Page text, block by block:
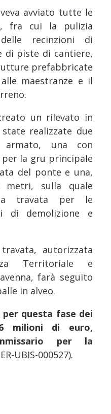
avviato tutte le
fra cui la pulizia
recinzioni di
di piste di cantiere,
prefabbricate
maestranze e il
un rilevato in
realizzate due
una con
la gru principale
del ponte e una,
metri, sulla quale
travata per le
di demolizione e
autorizzata
Territoriale e
farà seguito
in alveo.
per questa fase dei
milioni di euro,
per la
UBIS-000527).